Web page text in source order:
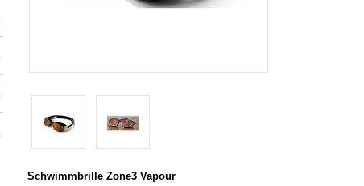
Schwimmbrille Zone3 Vapour